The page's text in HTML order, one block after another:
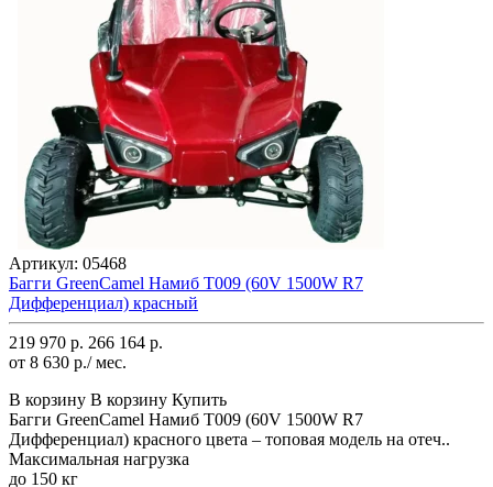
Артикул: 05468
Багги GreenCamel Намиб T009 (60V 1500W R7
Дифференциал) красный
219 970 р. 266 164 р.
от 8 630 р./ мес.
В корзину В корзину Купить
Багги GreenCamel Намиб T009 (60V 1500W R7
Дифференциал) красного цвета – топовая модель на отеч..
Максимальная нагрузка
до 150 кг